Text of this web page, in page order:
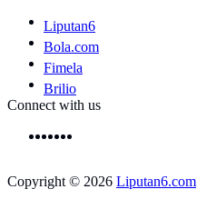
Liputan6
Bola.com
Fimela
Brilio
Connect with us
Copyright © 2026 Liputan6.com